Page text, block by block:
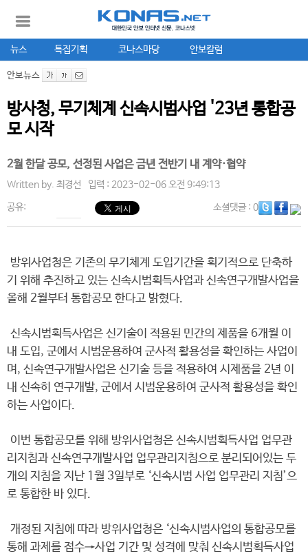
뉴스 특집기획 코나스마당 안보칼럼
안보뉴스
방사청, 무기체계 신속시범사업 '23년 통합공
모 시작
2월 한달 공모, 선정된 사업은 금년 전반기 내 계약·협약
Written by. 최경선 입력 : 2023-02-06 오전 9:49:13
공유: 소셜댓글: 0
방위사업청은 기존의 무기체계 도입기간을 획기적으로 단축하
기 위해 추진하고 있는 신속시범획득사업과 신속연구개발사업을
올해 2월부터 통합공모 한다고 밝혔다.
신속시범획득사업은 신기술이 적용된 민간의 제품을 6개월 이
내 도입, 군에서 시범운용하여 군사적 활용성을 확인하는 사업이
며, 신속연구개발사업은 신기술 등을 적용하여 시제품을 2년 이
내 신속히 연구개발, 군에서 시범운용하여 군사적 활용성을 확인
하는 사업이다.
이번 통합공모를 위해 방위사업청은 신속시범획득사업 업무관
리지침과 신속연구개발사업 업무관리지침으로 분리되어있는 두
개의 지침을 지난 1월 3일부로 ‘신속시범 사업 업무관리 지침’으
로 통합한 바 있다.
개정된 지침에 따라 방위사업청은 ‘신속시범사업의 통합공모를
통해 과제를 접수→사업 기간 및 성격에 맞춰 신속시범획득사업